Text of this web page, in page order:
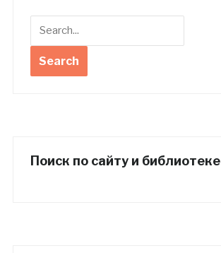
Поиск по сайту и библиотеке